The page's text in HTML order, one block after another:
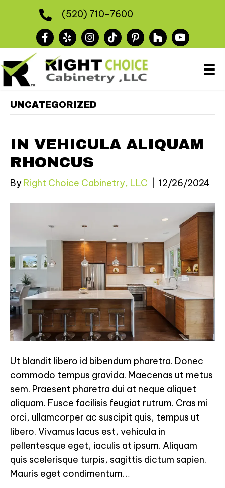
(520) 710-7600
UNCATEGORIZED
IN VEHICULA ALIQUAM
RHONCUS
By Right Choice Cabinetry, LLC 12/26/2024
Ut blandit libero id bibendum pharetra. Donec
commodo tempus gravida. Maecenas ut metus
sem. Praesent pharetra dui at neque aliquet
aliquam. Fusce facilisis feugiat rutrum. Cras mi
orci, ullamcorper ac suscipit quis, tempus ut
libero. Vivamus lacus est, vehicula in
pellentesque eget, iaculis at ipsum. Aliquam
quis scelerisque turpis, sagittis dictum sapien.
Mauris eget condimentum…